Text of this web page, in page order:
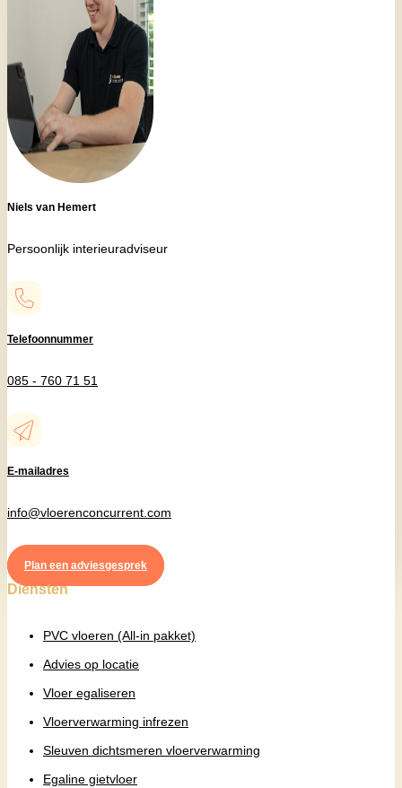
Niels van Hemert
Persoonlijk interieuradviseur
Telefoonnummer
085 - 760 71 51
E-mailadres
info@vloerenconcurrent.com
Plan een adviesgesprek
Diensten
PVC vloeren (All-in pakket)
Advies op locatie
Vloer egaliseren
Vloerverwarming infrezen
Sleuven dichtsmeren vloerverwarming
Egaline gietvloer